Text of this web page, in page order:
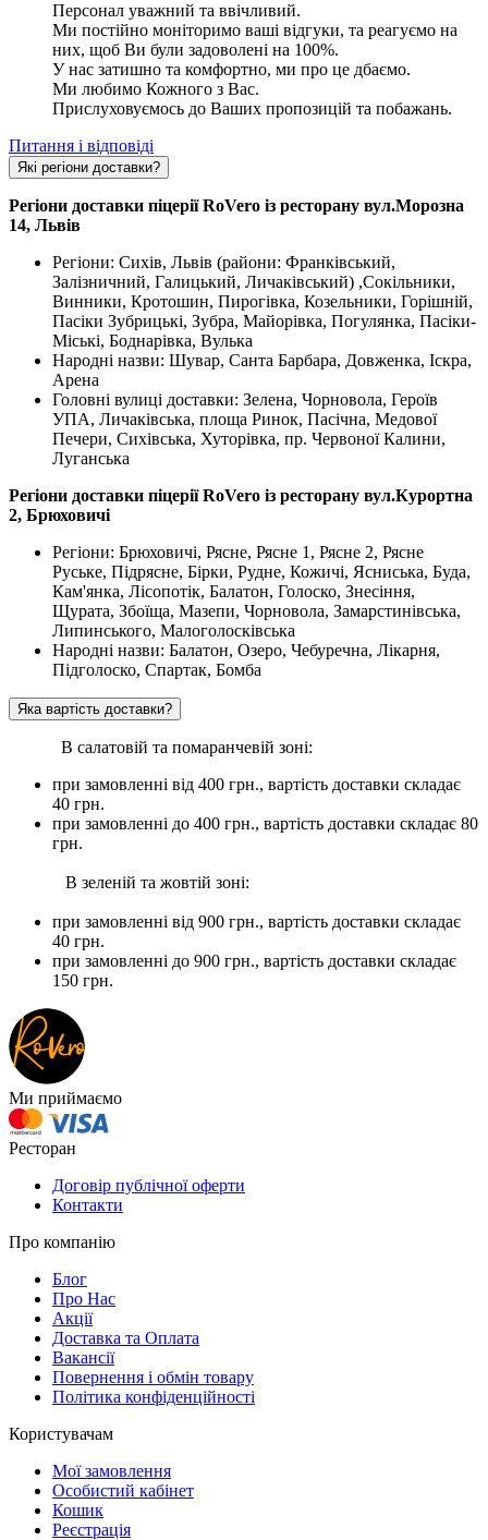
Персонал уважний та ввічливий.
Ми постійно моніторимо ваші відгуки, та реагуємо на
них, щоб Ви були задоволені на 100%.
У нас затишно та комфортно, ми про це дбаємо.
Ми любимо Кожного з Вас.
Прислуховуємось до Ваших пропозицій та побажань.
Питання і відповіді
Які регіони доставки?
Регіони доставки піцерії RoVero із ресторану вул.Морозна
14, Львів
Регіони: Сихів, Львів (райони: Франківський,
Залізничний, Галицький, Личаківський) ,Сокільники,
Винники, Кротошин, Пирогівка, Козельники, Горішній,
Пасіки Зубрицькі, Зубра, Майорівка, Погулянка, Пасіки-
Міські, Боднарівка, Вулька
Народні назви: Шувар, Санта Барбара, Довженка, Іскра,
Арена
Головні вулиці доставки: Зелена, Чорновола, Героїв
УПА, Личаківська, площа Ринок, Пасічна, Медової
Печери, Сихівська, Хуторівка, пр. Червоної Калини,
Луганська
Регіони доставки піцерії RoVero із ресторану вул.Курортна
2, Брюховичі
Регіони: Брюховичі, Рясне, Рясне 1, Рясне 2, Рясне
Руське, Підрясне, Бірки, Рудне, Кожичі, Ясниська, Буда,
Кам'янка, Лісопотік, Балатон, Голоско, Знесіння,
Щурата, Збоїща, Мазепи, Чорновола, Замарстинівська,
Липинського, Малоголосківська
Народні назви: Балатон, Озеро, Чебуречна, Лікарня,
Підголоско, Спартак, Бомба
Яка вартість доставки?
В салатовій та помаранчевій зоні:
при замовленні вiд 400 грн., вартість доставки складає
40 грн.
при замовленні до 400 грн., вартість доставки складає 80
грн.
В зеленій та жовтій зоні:
при замовленні вiд 900 грн., вартість доставки складає
40 грн.
при замовленні до 900 грн., вартість доставки складає
150 грн.
Ми приймаємо
Ресторан
Договір публічної оферти
Контакти
Про компанію
Блог
Про Нас
Акції
Доставка та Оплата
Вакансії
Повернення і обмін товару
Політика конфіденційності
Користувачам
Мої замовлення
Особистий кабінет
Кошик
Реєстрація